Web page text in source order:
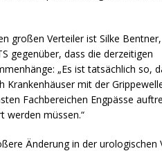
großen Verteiler ist Silke Bentner,
gegenüber, dass die derzeitigen
„Es ist tatsächlich so,
Krankenhäuser mit der
Fachbereichen Engpässe
werden müssen.“
Änderung in der urologischen